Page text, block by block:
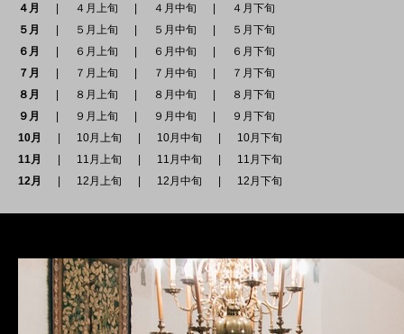
４月
４月上旬 ４月中旬
４月下旬
５月
５月上旬 ５月中旬
５月下旬
６月
６月上旬 ６月中旬
６月下旬
７月
７月上旬 ７月中旬
７月下旬
８月
８月上旬 ８月中旬
８月下旬
９月
９月上旬 ９月中旬
９月下旬
10月
10月上旬 10月中旬
10月下旬
11月
11月上旬 11月中旬
11月下旬
12月
12月上旬 12月中旬 12月下旬